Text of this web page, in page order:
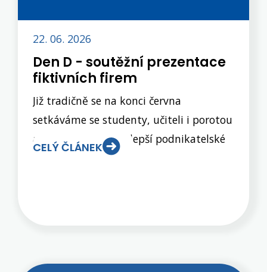
22. 06. 2026
Den D - soutěžní prezentace
fiktivních firem
Již tradičně se na konci června
setkáváme se studenty, učiteli i porotou
a hlasujeme pro nejlepší podnikatelské
záměry, které si pro nás připravili
CELÝ ČLÁNEK